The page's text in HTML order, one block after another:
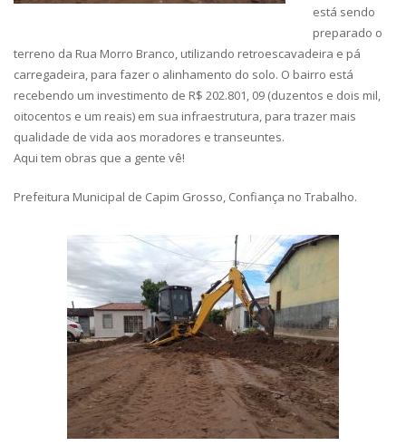
está sendo
preparado o
terreno da Rua Morro Branco, utilizando retroescavadeira e pá
carregadeira, para fazer o alinhamento do solo. O bairro está
recebendo um investimento de R$ 202.801, 09 (duzentos e dois mil,
oitocentos e um reais) em sua infraestrutura, para trazer mais
qualidade de vida aos moradores e transeuntes.
Aqui tem obras que a gente vê!
Prefeitura Municipal de Capim Grosso, Confiança no Trabalho.